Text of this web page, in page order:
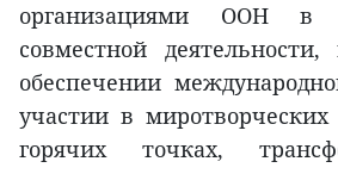
организациями ООН в
совместной
обеспечении
участии в
горячих точках,